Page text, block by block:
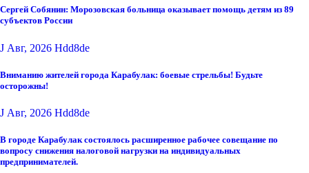
Сергей Собянин: Морозовская больница оказывает помощь детям из 89
субъектов России
J Авг, 2026 Hdd8de
Вниманию жителей города Карабулак: боевые стрельбы! Будьте
осторожны!
J Авг, 2026 Hdd8de
В городе Карабулак состоялось расширенное рабочее совещание по
вопросу снижения налоговой нагрузки на индивидуальных
предпринимателей.